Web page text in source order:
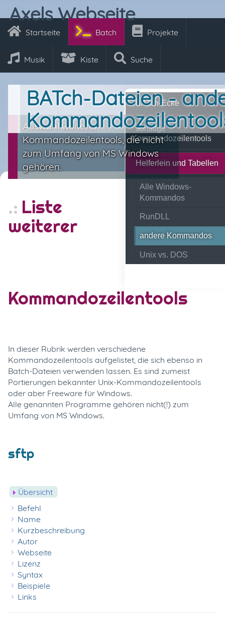
Axels Webseite
Startseite Batch Projekte
Musik Kiste Suche
BATch-Ecke
sonstige
Kommandozeilentools
Helferlein und Tabellen
Alle Windows-
Kommandos
RunDLL
andere Kommandos
Unix vs. DOS
BATch-Dateien -
Auswahl weiterer
Kommandozeilentools, die nicht
zum Umfang von MS Windows
gehören.
Liste
weiterer
Kommandozeilentools
In dieser Rubrik werden verschiedene
Kommandozeilentools aufgelistet, die sich ebenso in
Batch-Dateien verwenden lassen. Es sind zumeist
Portierungen bekannter Unix-Kommandozeilentools
oder aber Freeware für Windows.
Alle genannten Programme gehören nicht(!) zum
Umfang von MS Windows.
sftp
Übersicht
Befehl
Name
Kurzbeschreibung
Autor
Webseite
Lizenz
Syntax
Beispiele
Links